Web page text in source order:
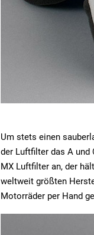
Um stets einen
der Luftfilter das A und
MX Luftfilter an, der
weltweit größten
Motorräder per Hand